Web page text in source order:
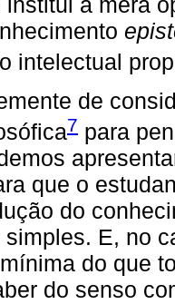
intelectual
de
7 para
que o
do
E, no
do que
do senso